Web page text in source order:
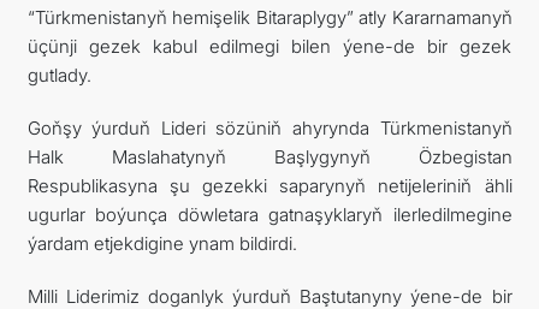
“Türkmenistanyň hemişelik Bitaraplygy” atly Kararnamanyň
üçünji gezek kabul edilmegi bilen ýene-de bir gezek
gutlady.
Goňşy ýurduň Lideri sözüniň ahyrynda Türkmenistanyň
Halk Maslahatynyň Başlygynyň Özbegistan
Respublikasyna şu gezekki saparynyň netijeleriniň ähli
ugurlar boýunça döwletara gatnaşyklaryň ilerledilmegine
ýardam etjekdigine ynam bildirdi.
Milli Liderimiz doganlyk ýurduň Baştutanyny ýene-de bir